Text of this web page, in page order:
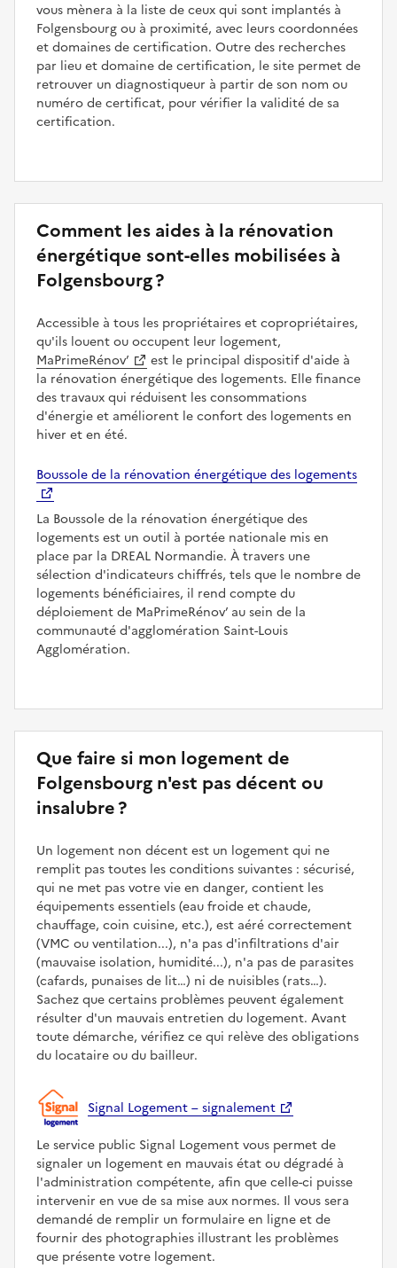
vous mènera à la liste de ceux qui sont implantés à
Folgensbourg ou à proximité, avec leurs coordonnées
et domaines de certification. Outre des recherches
par lieu et domaine de certification, le site permet de
retrouver un diagnostiqueur à partir de son nom ou
numéro de certificat, pour vérifier la validité de sa
certification.
Comment les aides à la rénovation
énergétique sont-elles mobilisées à
Folgensbourg ?
Accessible à tous les propriétaires et copropriétaires,
qu'ils louent ou occupent leur logement,
MaPrimeRénov’
est le principal dispositif d'aide à
la rénovation énergétique des logements. Elle finance
des travaux qui réduisent les consommations
d'énergie et améliorent le confort des logements en
hiver et en été.
Boussole de la rénovation énergétique des logements
La Boussole de la rénovation énergétique des
logements est un outil à portée nationale mis en
place par la DREAL Normandie. À travers une
sélection d'indicateurs chiffrés, tels que le nombre de
logements bénéficiaires, il rend compte du
déploiement de MaPrimeRénov’ au sein de la
communauté d'agglomération Saint-Louis
Agglomération.
Que faire si mon logement de
Folgensbourg n'est pas décent ou
insalubre ?
Un logement non décent est un logement qui ne
remplit pas toutes les conditions suivantes : sécurisé,
qui ne met pas votre vie en danger, contient les
équipements essentiels (eau froide et chaude,
chauffage, coin cuisine, etc.), est aéré correctement
(VMC ou ventilation...), n'a pas d'infiltrations d'air
(mauvaise isolation, humidité...), n'a pas de parasites
(cafards, punaises de lit…) ni de nuisibles (rats…).
Sachez que certains problèmes peuvent également
résulter d'un mauvais entretien du logement. Avant
toute démarche, vérifiez ce qui relève des obligations
du locataire ou du bailleur.
Signal Logement – signalement
Le service public Signal Logement vous permet de
signaler un logement en mauvais état ou dégradé à
l'administration compétente, afin que celle-ci puisse
intervenir en vue de sa mise aux normes. Il vous sera
demandé de remplir un formulaire en ligne et de
fournir des photographies illustrant les problèmes
que présente votre logement.